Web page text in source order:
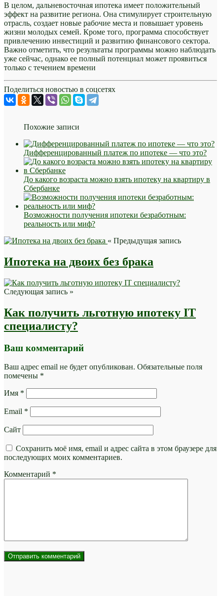
В целом, дальневосточная ипотека имеет положительный
эффект на развитие региона. Она стимулирует строительную
отрасль, создает новые рабочие места и повышает уровень
жизни молодых семей. Кроме того, программа способствует
привлечению инвестиций и развитию финансового сектора.
Важно отметить, что результаты программы можно наблюдать
уже сейчас, однако ее полный потенциал может проявиться
только с течением времени
Поделиться новостью в соцсетях
Похожие записи
Дифференцированный платеж по ипотеке — что это?
До какого возраста можно взять ипотеку на квартиру в
Сбербанке
Возможности получения ипотеки безработным:
реальность или миф?
« Предыдущая запись
Ипотека на двоих без брака
Следующая запись »
Как получить льготную ипотеку IT
специалисту?
Ваш комментарий
Ваш адрес email не будет опубликован. Обязательные поля
помечены *
Имя *
Email *
Сайт
Сохранить моё имя, email и адрес сайта в этом браузере для
последующих моих комментариев.
Комментарий *